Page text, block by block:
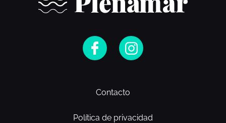
Contacto
Política de privacidad